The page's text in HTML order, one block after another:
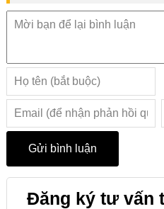
Đăng ký tư vấn